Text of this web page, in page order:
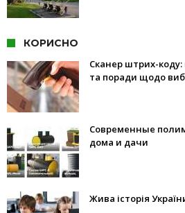
КОРИСНО
Сканер штрих-
та поради щодо
Современные
дома и дачи
Жива історія